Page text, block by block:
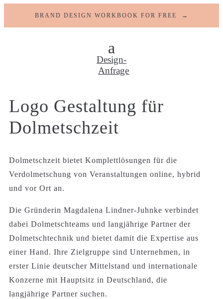
BRAND DESIGN WORKBOOK FOR FREE →
Design-
Anfrage
Logo Gestaltung für
Dolmetschzeit
Dolmetschzeit bietet Komplettlösungen für die
Verdolmetschung von Veranstaltungen online, hybrid
und vor Ort an.
Die Gründerin Magdalena Lindner-Juhnke verbindet
dabei Dolmetschteams und langjährige Partner der
Dolmetschtechnik und bietet damit die Expertise aus
einer Hand. Ihre Zielgruppe sind Unternehmen, in
erster Linie deutscher Mittelstand und internationale
Konzerne mit Hauptsitz in Deutschland, die
langjährige Partner suchen.